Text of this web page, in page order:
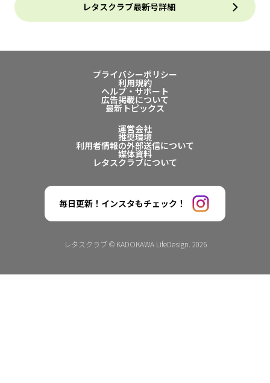
レタスクラブ最新号詳細
プライバシーポリシー
利用規約
ヘルプ・サポート
広告掲載について
最新トピックス
運営会社
推奨環境
利用者情報の外部送信について
媒体資料
レタスクラブについて
毎日更新！インスタもチェック！
レタスクラブ © KADOKAWA LifeDesign. 2026